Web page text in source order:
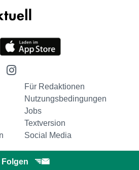
Folgen
Für Redaktionen
Nutzungsbedingungen
Jobs
Textversion
Social Media